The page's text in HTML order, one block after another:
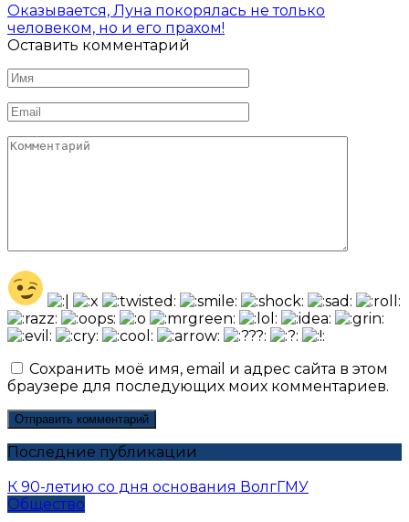
Оказывается, Луна покорялась не только
человеком, но и его прахом!
Оставить комментарий
Имя
*
Email
*
Комментарий
Сохранить моё имя, email и адрес сайта в этом
браузере для последующих моих комментариев.
Последние публикации
К 90-летию со дня основания ВолгГМУ
Общество